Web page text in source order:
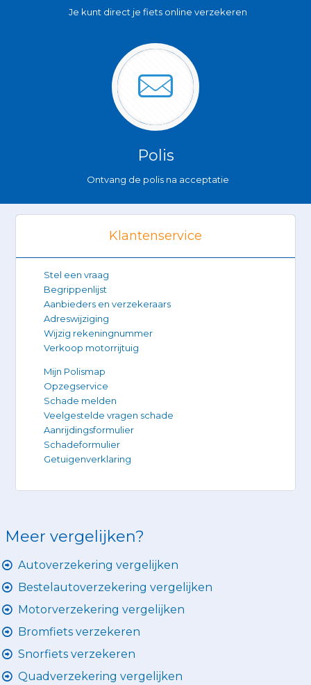
Je kunt direct je fiets online verzekeren
Polis
Ontvang de polis na acceptatie
Klantenservice
Stel een vraag
Begrippenlijst
Aanbieders en verzekeraars
Adreswijziging
Wijzig rekeningnummer
Verkoop motorrijtuig
Mijn Polismap
Opzegservice
Schade melden
Veelgestelde vragen schade
Aanrijdingsformulier
Schadeformulier
Getuigenverklaring
Meer vergelijken?
Autoverzekering vergelijken
Bestelautoverzekering vergelijken
Motorverzekering vergelijken
Bromfiets verzekeren
Snorfiets verzekeren
Quadverzekering vergelijken